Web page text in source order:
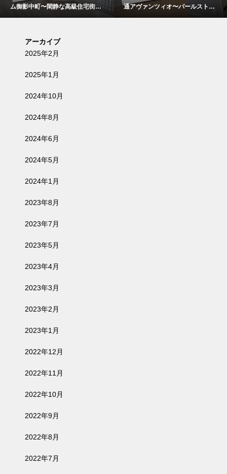
ム御影中町〜閑静な高級住宅街と
大型商業施設の利便性が両立した
通アヴァンツィオ〜パールストリ
ート沿い〜
アーカイブ
2025年2月
2025年1月
2024年10月
2024年8月
2024年6月
2024年5月
2024年1月
2023年8月
2023年7月
2023年5月
2023年4月
2023年3月
2023年2月
2023年1月
2022年12月
2022年11月
2022年10月
2022年9月
2022年8月
2022年7月